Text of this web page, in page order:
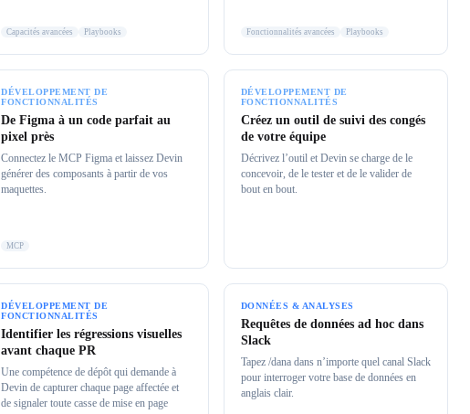
Capacités avancées Playbooks Fonctionnalités avancées Playbooks
DÉVELOPPEMENT DE
FONCTIONNALITÉS
De Figma à un code parfait au
pixel près
Connectez le MCP Figma et laissez Devin
générer des composants à partir de vos
maquettes.
MCP
DÉVELOPPEMENT DE
FONCTIONNALITÉS
Créez un outil de suivi des congés
de votre équipe
Décrivez l’outil et Devin se charge de le
concevoir, de le tester et de le valider de
bout en bout.
DÉVELOPPEMENT DE
FONCTIONNALITÉS
Identifier les régressions visuelles
avant chaque PR
Une compétence de dépôt qui demande à
Devin de capturer chaque page affectée et
de signaler toute casse de mise en page
DONNÉES & ANALYSES
Requêtes de données ad hoc dans
Slack
Tapez /dana dans n’importe quel canal Slack
pour interroger votre base de données en
anglais clair.